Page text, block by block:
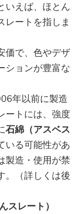
いえば、ほとん
レートを指しま
価で、色やデザ
ションが豊富な
年以前に製造
ートには、強度
石綿（アスベス
いる可能性があ
製造・使用が禁
。（詳しくは後
スレート）